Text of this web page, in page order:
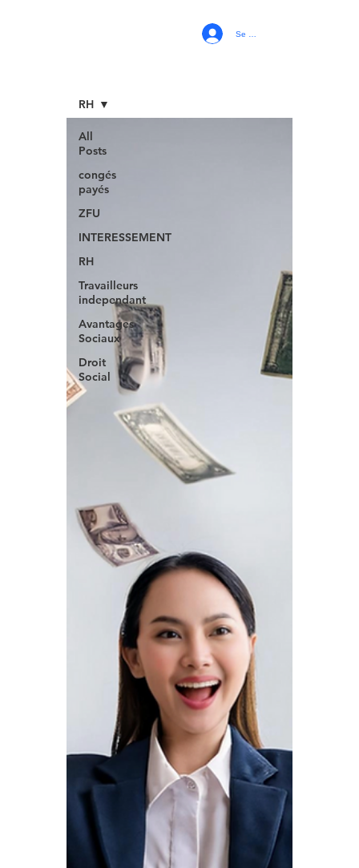
Se connecter
All
Posts
congés
payés
ZFU
INTERESSEMENT
RH
Travailleurs
independant
Avantages
Sociaux
Droit
Social
RH